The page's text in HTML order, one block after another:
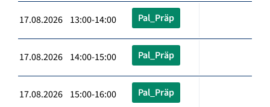
17.08.2026 13:00-14:00 Pal_Präp
17.08.2026 14:00-15:00 Pal_Präp
17.08.2026 15:00-16:00 Pal_Präp